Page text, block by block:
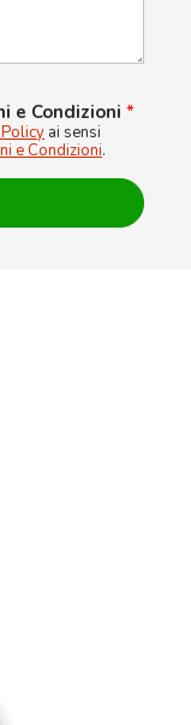
e Condizioni *
ai sensi
e Condizioni.